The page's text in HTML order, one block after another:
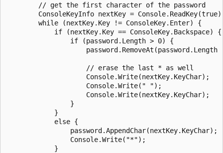
        // get the first character of the password
ConsoleKeyInfo nextKey =
        while (nextKey.Key != ConsoleKey.Enter) {
            if (nextKey.Key == ConsoleKey.Backspace) {
                if (password.Length > 0) {
password.RemoveAt(password.Length
                    // erase the last * as well
                    Console.Write(nextKey.KeyChar);
                    Console.Write(" ");
                    Console.Write(nextKey.KeyChar);
                }
            }
            else {
                password.AppendChar(nextKey.KeyChar);
                Console.Write("*");
            }